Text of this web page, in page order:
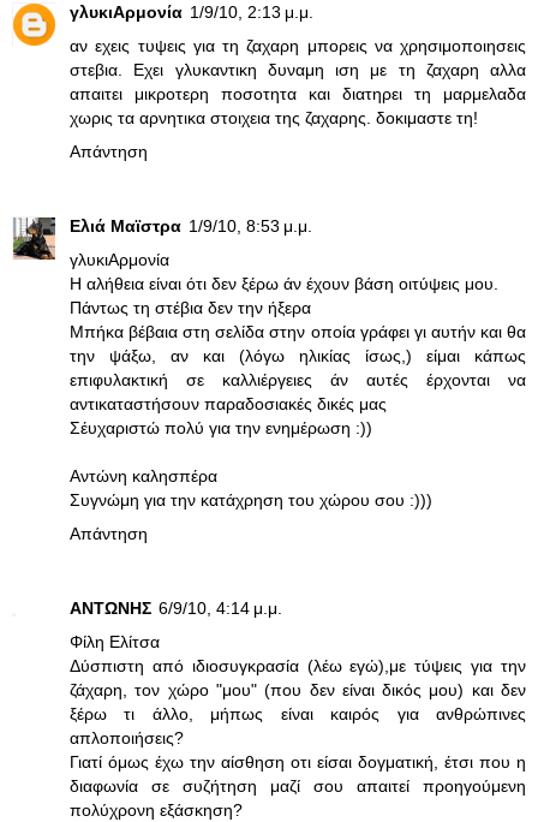
γλυκιΑρμονία 1/9/10, 2:13 μ.μ.
αν εχεις τυψεις για τη ζαχαρη μπορεις να χρησιμοποιησεις
στεβια. Εχει γλυκαντικη δυναμη ιση με τη ζαχαρη αλλα
απαιτει μικροτερη ποσοτητα και διατηρει τη μαρμελαδα
χωρις τα αρνητικα στοιχεια της ζαχαρης. δοκιμαστε τη!
Απάντηση
Ελιά Μαϊστρα 1/9/10, 8:53 μ.μ.
γλυκιΑρμονία
Η αλήθεια είναι ότι δεν ξέρω άν έχουν βάση οιτύψεις μου.
Πάντως τη στέβια δεν την ήξερα
Μπήκα βέβαια στη σελίδα στην οποία γράφει γι αυτήν και θα
την ψάξω, αν και (λόγω ηλικίας ίσως,) είμαι κάπως
επιφυλακτική σε καλλιέργειες άν αυτές έρχονται να
αντικαταστήσουν παραδοσιακές δικές μας
Σέυχαριστώ πολύ για την ενημέρωση :))
Αντώνη καλησπέρα
Συγνώμη για την κατάχρηση του χώρου σου :)))
Απάντηση
ΑΝΤΩΝΗΣ 6/9/10, 4:14 μ.μ.
Φίλη Ελίτσα
Δύσπιστη από ιδιοσυγκρασία (λέω εγώ),με τύψεις για την
ζάχαρη, τον χώρο "μου" (που δεν είναι δικός μου) και δεν
ξέρω τι άλλο, μήπως είναι καιρός για ανθρώπινες
απλοποιήσεις?
Γιατί όμως έχω την αίσθηση οτι είσαι δογματική, έτσι που η
διαφωνία σε συζήτηση μαζί σου απαιτεί προηγούμενη
πολύχρονη εξάσκηση?